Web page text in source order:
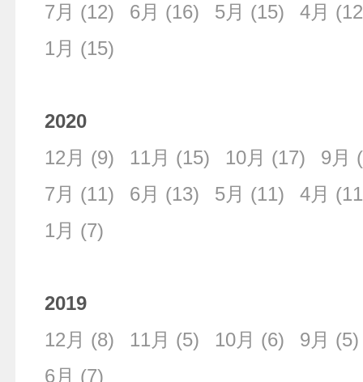
7月 (12) 6月 (16) 5月 (15) 4月
1月 (15)
2020
12月 (9) 11月 (15) 10月 (17) 9月
7月 (11) 6月 (13) 5月 (11) 4月
1月 (7)
2019
12月 (8) 11月 (5) 10月 (6) 9月 (5)
6月 (7)